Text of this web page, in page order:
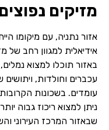
מזיקים
אזור נתניה, עם מיקומו
אידיאלית למגוון רחב של
באזור תוכלו למצוא
עכברים וחולדות,
עומדים. בשכונות
ניתן למצוא ריכוז גבוה
שבאזור המרכז העירוני